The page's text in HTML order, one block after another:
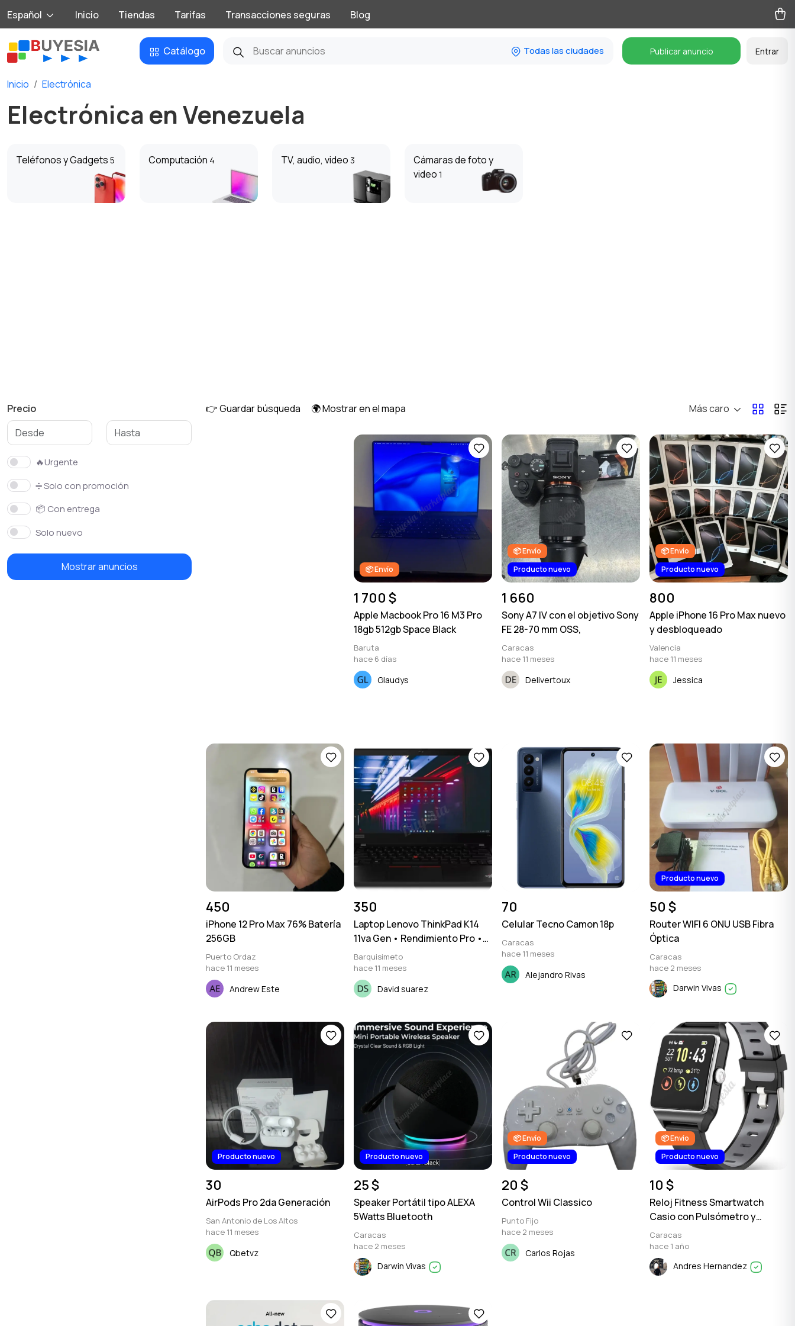
Español Inicio Tiendas Tarifas Transacciones seguras Blog
Catálogo Todas las ciudades Publicar anuncio Entrar
Inicio Electrónica
Electrónica en Venezuela
Teléfonos y Gadgets 5 Computación 4 TV, audio, video 3
Cámaras de foto y
video 1
Precio
🔥Urgente
➗ Solo con promoción
📦 Con entrega
Solo nuevo
Mostrar anuncios
👉 Guardar búsqueda 🌍 Mostrar en el mapa Más caro
📦 Envío
1 700 $
Apple Macbook Pro 16 M3 Pro
18gb 512gb Space Black
Baruta
hace 6 días
Glaudys
📦 Envío
Producto nuevo
1 660
Sony A7 IV con el objetivo Sony
FE 28-70 mm OSS,
Caracas
hace 11 meses
Delivertoux
📦 Envío
Producto nuevo
800
Apple iPhone 16 Pro Max nuevo
y desbloqueado
Valencia
hace 11 meses
Jessica
450
iPhone 12 Pro Max 76% Batería
256GB
Puerto Ordaz
hace 11 meses
Andrew Este
350
Laptop Lenovo ThinkPad K14
11va Gen • Rendimiento Pro •
16GB RAM • M.2 512GB
Barquisimeto
hace 11 meses
David suarez
70
Celular Tecno Camon 18p
Caracas
hace 11 meses
Alejandro Rivas
Producto nuevo
50 $
Router WIFI 6 ONU USB Fibra
Óptica
Caracas
hace 2 meses
Darwin Vivas
Producto nuevo
30
AirPods Pro 2da Generación
San Antonio de Los Altos
hace 11 meses
Qbetvz
Producto nuevo
25 $
Speaker Portátil tipo ALEXA
5Watts Bluetooth
Caracas
hace 2 meses
Darwin Vivas
📦 Envío
Producto nuevo
20 $
Control Wii Classico
Punto Fijo
hace 2 meses
Carlos Rojas
📦 Envío
Producto nuevo
10 $
Reloj Fitness Smartwatch
Casio con Pulsómetro y
Contador de Pasos
Caracas
hace 1 año
Andres Hernandez